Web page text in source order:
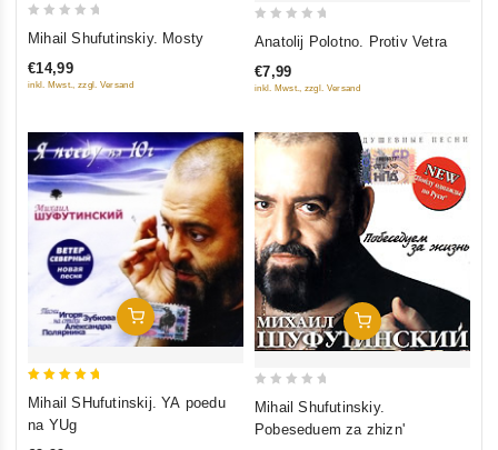
of
Mihail Shufutinskiy. Mosty
€14,99
inkl. Mwst., zzgl. Versand
of
Anatolij Polotno. Protiv Vetra
€7,99
inkl. Mwst., zzgl. Versand
In Den Warenkorb
Mihail SHufutinskij. YA poedu
na YUg
In Den Warenkorb
Mihail Shufutinskiy.
Pobeseduem za zhizn'